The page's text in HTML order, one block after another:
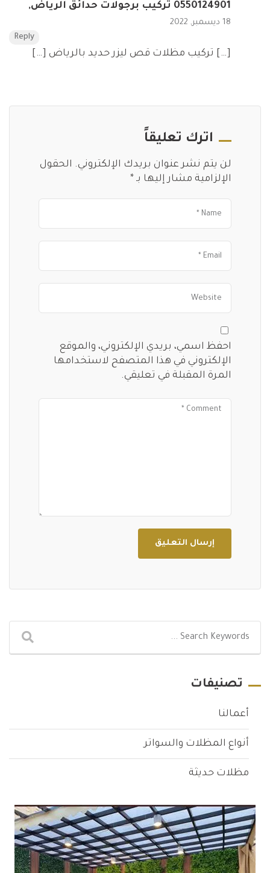
0550124901 تركيب برجولات حدائق الرياض
,
18 ديسمبر, 2022
Reply
[…] تركيب مظلات قص ليزر حديد بالرياض […]
اترك تعليقاً
لن يتم نشر عنوان بريدك الإلكتروني. الحقول
الإلزامية مشار إليها بـ *
احفظ اسمي، بريدي الإلكتروني، والموقع
الإلكتروني في هذا المتصفح لاستخدامها
المرة المقبلة في تعليقي.
تصنيفات
أعمالنا
أنواع المظلات والسواتر
مظلات حديثة